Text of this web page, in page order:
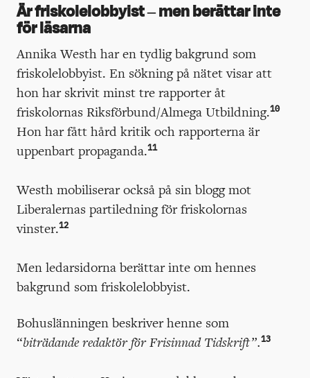
Är friskolelobbyist – menberättar inte
för läsarna
Annika Westh har en tydlig bakgrund som
friskolelobbyist. En sökning på nätet visar att
hon har skrivit minst tre rapporter åt
friskolornas Riksförbund/Almega Utbildning.10
Hon har fått hård kritik och rapporterna är
uppenbart propaganda.11
Westh mobiliserar också på sin blogg mot
Liberalernas partiledning för friskolornas
vinster.12
Men ledarsidorna berättar inte om hennes
bakgrund som friskolelobbyist.
Bohuslänningen beskriver henne som
“biträdande redaktör för Frisinnad Tidskrift”.13